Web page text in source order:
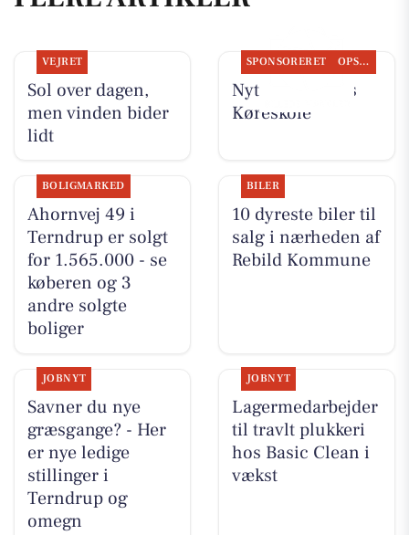
VEJRET
Sol over dagen,
men vinden bider
lidt
SPONSORERET OPSLAGSTAVLEN
Nyt fra Kudahls
Køreskole
BOLIGMARKED
Ahornvej 49 i
Terndrup er solgt
for 1.565.000 - se
køberen og 3
andre solgte
boliger
BILER
10 dyreste biler til
salg i nærheden af
Rebild Kommune
JOBNYT
Savner du nye
græsgange? - Her
er nye ledige
stillinger i
Terndrup og
omegn
JOBNYT
Lagermedarbejder
til travlt plukkeri
hos Basic Clean i
vækst